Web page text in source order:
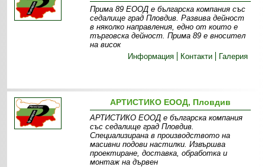
Прима 89 ЕООД е българска компания със
седалище град Пловдив. Развива дейност
в няколко направления, едно от които е
търговска дейност. Прима 89 е вносител
на висок
Информация
Контакти Галерия
АРТИСТИКО ЕООД, Пловдив
АРТИСТИКО ЕООД е българска компания
със седалище град Пловдив.
Специализирана в производството на
масивни подови настилки. Извършва
проектиране, доставка, обработка и
монтаж на дървен